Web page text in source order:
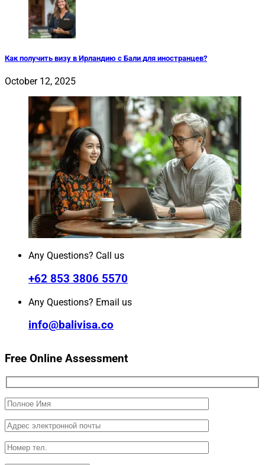
Как получить визу в Ирландию с Бали для иностранцев?
October 12, 2025
Any Questions? Call us
+62 853 3806 5570
Any Questions? Email us
info@balivisa.co
Free Online Assessment